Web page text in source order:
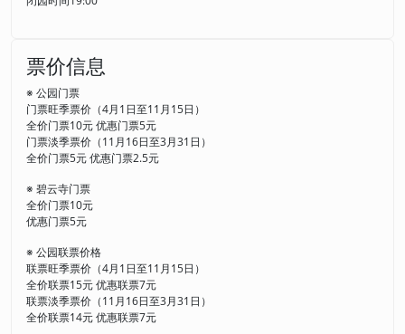
票价信息
※ 公园门票
门票旺季票价（4月1日至11月15日）
全价门票10元 优惠门票5元
门票淡季票价（11月16日至3月31日）
全价门票5元 优惠门票2.5元
※ 碧云寺门票
全价门票10元
优惠门票5元
※ 公园联票价格
联票旺季票价（4月1日至11月15日）
全价联票15元 优惠联票7元
联票淡季票价（11月16日至3月31日）
全价联票14元 优惠联票7元